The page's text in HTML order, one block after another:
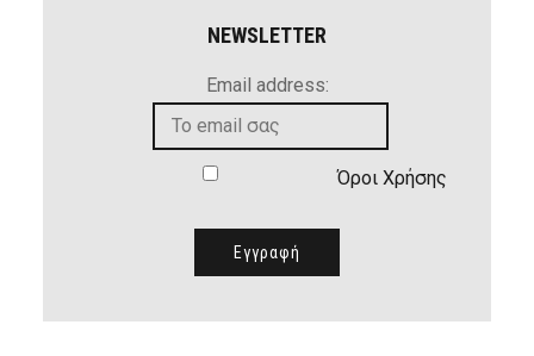
NEWSLETTER
Email address:
Όροι Χρήσης